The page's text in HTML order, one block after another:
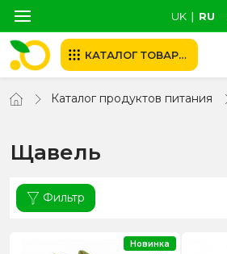
UK ∣ RU
КАТАЛОГ ТОВАРОВ
Каталог продуктов питания
Щавель
Фильтр
Новинка